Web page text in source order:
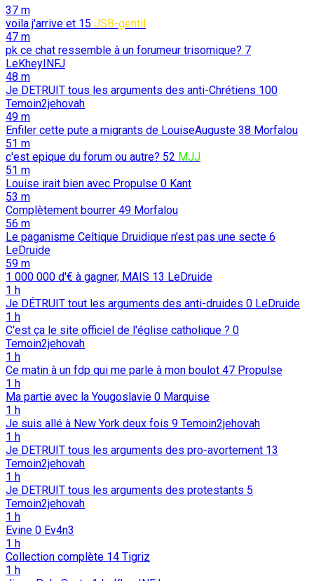
37 m
voila j'arrive et 15 JSB-gentil
47 m
pk ce chat ressemble à un forumeur trisomique? 7
LeKheyINFJ
48 m
Je DETRUIT tous les arguments des anti-Chrétiens 100
Temoin2jehovah
49 m
Enfiler cette pute a migrants de LouiseAuguste 38 Morfalou
51 m
c'est epique du forum ou autre? 52 MJJ
51 m
Louise irait bien avec Propulse 0 Kant
53 m
Complètement bourrer 49 Morfalou
56 m
Le paganisme Celtique Druidique n'est pas une secte 6
LeDruide
59 m
1 000 000 d'€ à gagner, MAIS 13 LeDruide
1 h
Je DÉTRUIT tout les arguments des anti-druides 0 LeDruide
1 h
C'est ça le site officiel de l'église catholique ? 0
Temoin2jehovah
1 h
Ce matin à un fdp qui me parle à mon boulot 47 Propulse
1 h
Ma partie avec la Yougoslavie 0 Marquise
1 h
Je suis allé à New York deux fois 9 Temoin2jehovah
1 h
Je DETRUIT tous les arguments des pro-avortement 13
Temoin2jehovah
1 h
Je DETRUIT tous les arguments des protestants 5
Temoin2jehovah
1 h
Evine 0 Ev4n3
1 h
Collection complète 14 Tigriz
1 h